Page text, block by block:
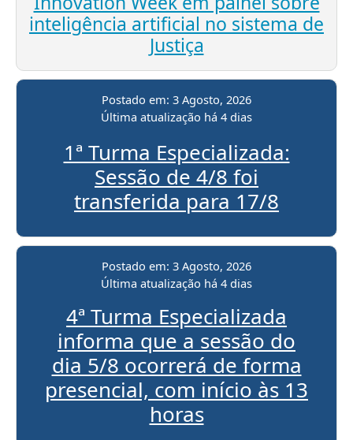
inteligência artificial no sistema de
Justiça
Postado em: 3 Agosto, 2026
Última atualização há 4 dias
1ª Turma Especializada:
Sessão de 4/8 foi
transferida para 17/8
Postado em: 3 Agosto, 2026
Última atualização há 4 dias
4ª Turma Especializada
informa que a sessão do
dia 5/8 ocorrerá de forma
presencial, com início às 13
horas